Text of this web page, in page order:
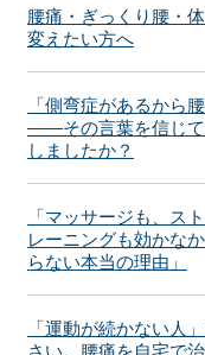
腰痛・ぎっくり腰・
変えたい方へ
「側弯症があるから
——その言葉を信じて
しましたか？
「マッサージも、ス
レーニングも効かな
らない本当の理由」
「運動が続かない人
さい。腰痛を自宅で